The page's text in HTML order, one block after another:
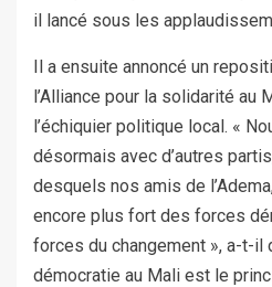
il lancé sous les
Il a ensuite annoncé un
l’Alliance pour la solidarité au
l’échiquier politique local. «
désormais avec d’autres
desquels nos amis de
encore plus fort des forces
forces du changement », a-t-il
démocratie au Mali est le